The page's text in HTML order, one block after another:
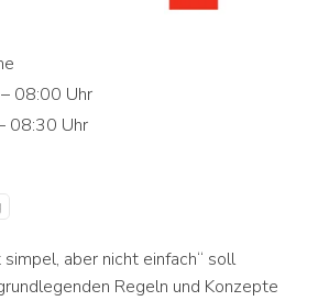
aber nicht einfach“ soll
Regeln und Konzepte